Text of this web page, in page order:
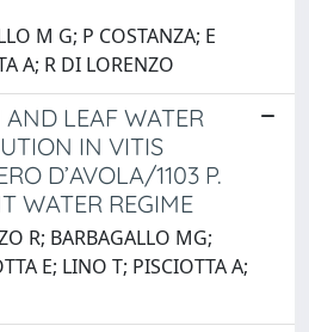
M G; P COSTANZA; E
A; R DI LORENZO
LEAF WATER
IN VITIS
D’AVOLA/1103 P.
WATER REGIME
R; BARBAGALLO MG;
E; LINO T; PISCIOTTA A;